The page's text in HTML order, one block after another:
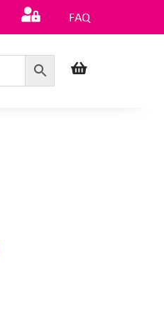
FAQ